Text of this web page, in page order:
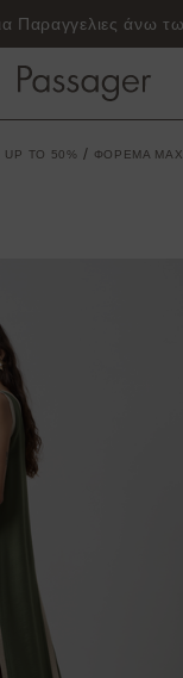
Παραγγελιες άνω
UP TO 50% / ΦΟΡΕΜΑ